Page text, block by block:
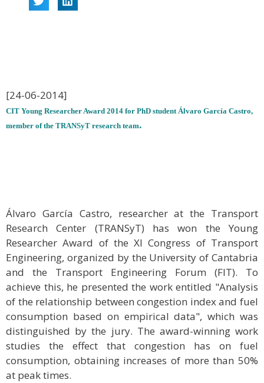
[24-06-2014]
CIT Young Researcher Award 2014 for PhD student Álvaro García Castro,
member of the TRANSyT research team.
Álvaro García Castro, researcher at the Transport
Research Center (TRANSyT) has won the Young
Researcher Award of the XI Congress of Transport
Engineering, organized by the University of Cantabria
and the Transport Engineering Forum (FIT). To
achieve this, he presented the work entitled "Analysis
of the relationship between congestion index and fuel
consumption based on empirical data", which was
distinguished by the jury. The award-winning work
studies the effect that congestion has on fuel
consumption, obtaining increases of more than 50%
at peak times.